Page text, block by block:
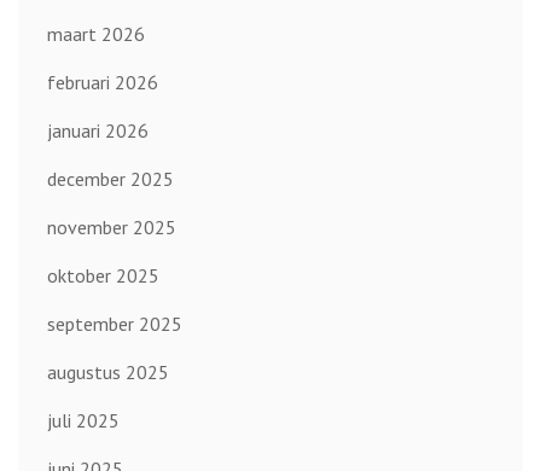
maart 2026
februari 2026
januari 2026
december 2025
november 2025
oktober 2025
september 2025
augustus 2025
juli 2025